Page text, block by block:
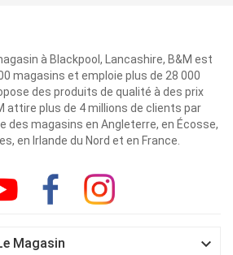
à Blackpool, Lancashire, B&M est
magasins et emploie plus de 28 000
des produits de qualité à des prix
attire plus de 4 millions de clients par
des magasins en Angleterre, en Écosse,
en Irlande du Nord et en France.
Magasin 